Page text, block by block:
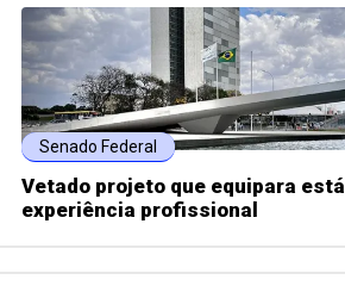
Senado Federal
Vetado projeto que equipara
experiência profissional